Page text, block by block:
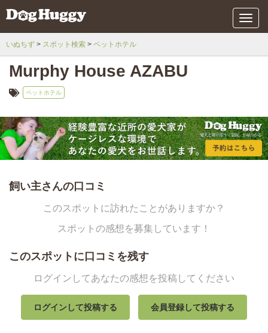
メ
ニ
いぬちず スポット検索 ペットホテル
Murphy House AZABU
ペットホテル
飼い主さんの口コミ
このスポットに訪れたことがありますか？
スポットの感想を募集しています！
このスポットに口コミを残す
ログインしてあなたの感想を投稿してください
ログインして投稿する 会員登録して投稿する